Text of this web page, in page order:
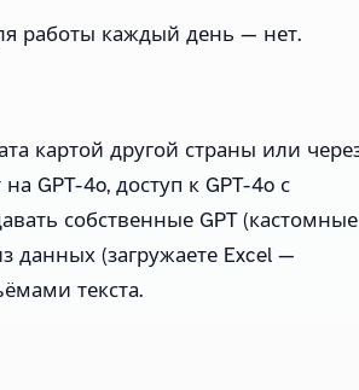
работы каждый день — нет.
картой другой страны или
GPT-4o, доступ к GPT-4o с
собственные GPT (кастомные
данных (загружаете Excel —
текста.